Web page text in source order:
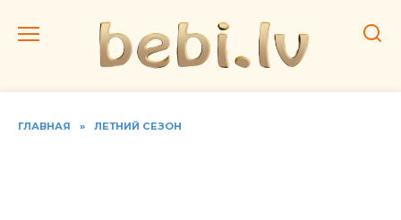
ГЛАВНАЯ » ЛЕТНИЙ СЕЗОН